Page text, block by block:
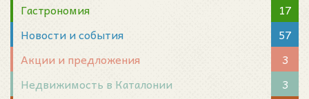
Гастрономия
17
Новости и события
57
Акции и предложения
3
Недвижимость в Каталонии
3